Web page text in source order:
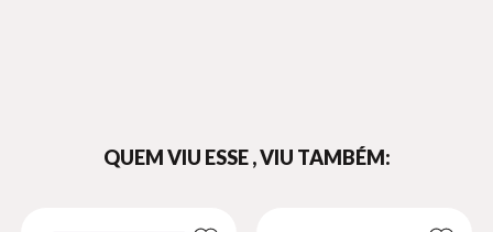
QUEM VIU ESSE , VIU TAMBÉM: